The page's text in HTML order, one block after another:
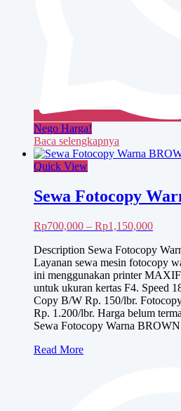
Nego Harga!
Baca selengkapnya
Quick View
Sewa Fotocopy
Rp700,000 – Rp1,150,000
Description Sewa Fotocopy
Layanan sewa mesin fotocopy
ini menggunakan printer
untuk ukuran kertas F4. Speed
Copy B/W Rp. 150/lbr.
Rp. 1.200/lbr. Harga belum
Sewa Fotocopy Warna
Sewa
Read More